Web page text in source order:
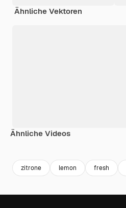
Ähnliche Vektoren
Ähnliche Videos
zitrone lemon fresh